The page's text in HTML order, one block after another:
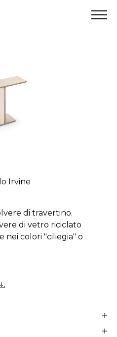
ALLA WISHLIST
Irvine
di travertino.
di vetro riciclato
nei colori "ciliegia" o